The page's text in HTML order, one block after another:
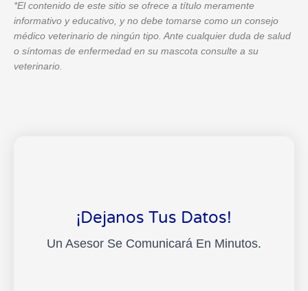
*El contenido de este sitio se ofrece a título meramente
informativo y educativo, y no debe tomarse como un consejo
médico veterinario de ningún tipo. Ante cualquier duda de salud
o síntomas de enfermedad en su mascota consulte a su
veterinario.
¡Dejanos Tus Datos!
Un Asesor Se Comunicará En Minutos.